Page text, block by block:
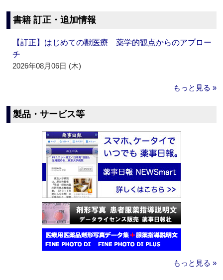
書籍 訂正・追加情報
【訂正】はじめての獣医療 薬学的観点からのアプロー
チ
2026年08月06日 (木)
もっと見る »
製品・サービス等
もっと見る »